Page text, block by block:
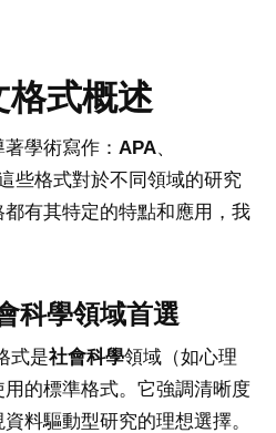
格式概述
學術寫作： APA、
些格式對於不同領域的研究
有其特定的特點和應用，我
科學領域首選
式是社會科學領域（如心理
的標準格式。它強調清晰度
料驅動型研究的理想選擇。